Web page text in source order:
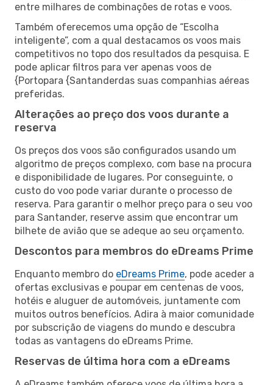
entre milhares de combinações de rotas e voos.
Também oferecemos uma opção de “Escolha
inteligente”, com a qual destacamos os voos mais
competitivos no topo dos resultados da pesquisa. E
pode aplicar filtros para ver apenas voos de
{Portopara {Santanderdas suas companhias aéreas
preferidas.
Alterações ao preço dos voos durante a
reserva
Os preços dos voos são configurados usando um
algoritmo de preços complexo, com base na procura
e disponibilidade de lugares. Por conseguinte, o
custo do voo pode variar durante o processo de
reserva. Para garantir o melhor preço para o seu voo
para Santander, reserve assim que encontrar um
bilhete de avião que se adeque ao seu orçamento.
Descontos para membros do eDreams Prime
Enquanto membro do eDreams Prime, pode aceder a
ofertas exclusivas e poupar em centenas de voos,
hotéis e aluguer de automóveis, juntamente com
muitos outros benefícios. Adira à maior comunidade
por subscrição de viagens do mundo e descubra
todas as vantagens do eDreams Prime.
Reservas de última hora com a eDreams